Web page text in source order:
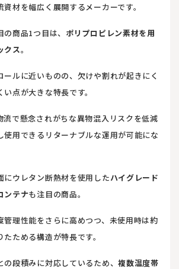
材を幅広く展開するメーカーです。
商品1つ目は、 ポリプロピレン素材を用
クス。
ールに近いものの、欠けや割れが起きにく
点が大きな特長です。
流で懸念されがちな異物混入リスクを低減
使用できるリターナブルな運用が可能にな
にウレタン断熱材を使用したハイグレード
ンテナも注目の商品。
管理性能をさらに高めつつ、未使用時は約
ためる構造が特長です。
の段積みに対応しているため、複数温度帯